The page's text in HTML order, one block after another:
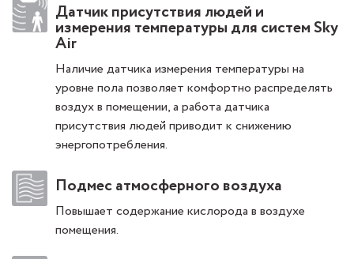
Датчик присутствия людей и
измерения температуры для систем Sky
Air
Наличие датчика измерения температуры на
уровне пола позволяет комфортно распределять
воздух в помещении, а работа датчика
присутствия людей приводит к снижению
энергопотребления.
Подмес атмосферного воздуха
Повышает содержание кислорода в воздухе
помещения.